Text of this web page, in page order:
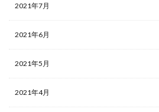
2021年7月
2021年6月
2021年5月
2021年4月